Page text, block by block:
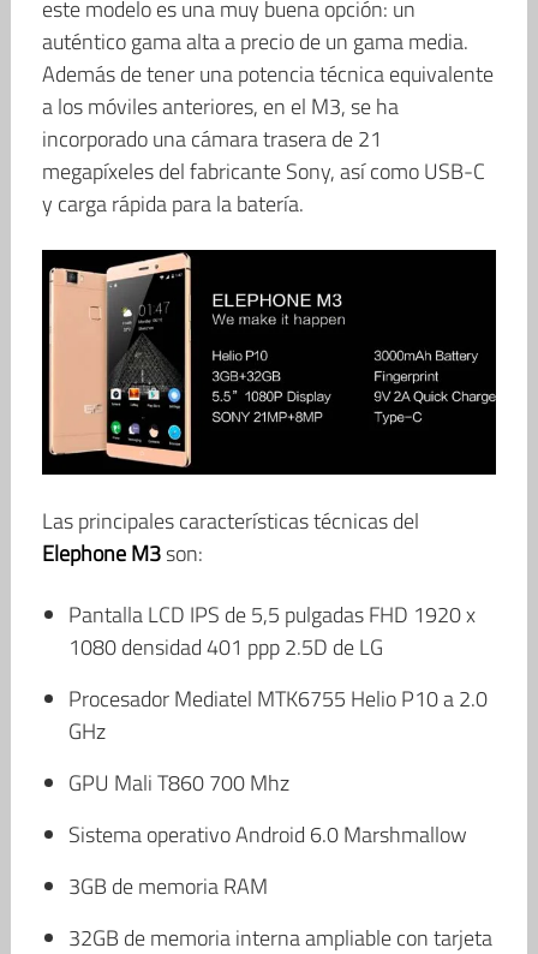
este modelo es una muy buena opción: un
auténtico gama alta a precio de un gama media.
Además de tener una potencia técnica equivalente
a los móviles anteriores, en el M3, se ha
incorporado una cámara trasera de 21
megapíxeles del fabricante Sony, así como USB-C
y carga rápida para la batería.
Las principales características técnicas del
Elephone M3son:
Pantalla LCD IPS de 5,5 pulgadas FHD 1920 x
1080 densidad 401 ppp 2.5D de LG
Procesador Mediatel MTK6755 Helio P10 a 2.0
GHz
GPU Mali T860 700 Mhz
Sistema operativo Android 6.0 Marshmallow
3GB de memoria RAM
32GB de memoria interna ampliable con tarjeta